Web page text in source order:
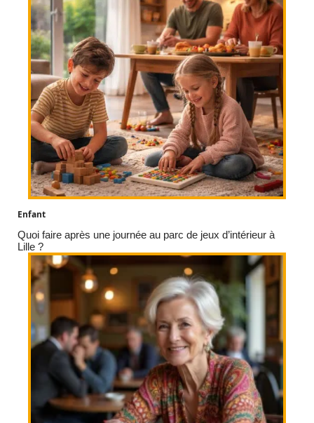
Enfant
Quoi faire après une journée au parc de jeux d’intérieur à
Lille ?